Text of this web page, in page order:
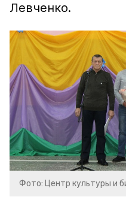
Левченко.
Фото: Центр культуры и